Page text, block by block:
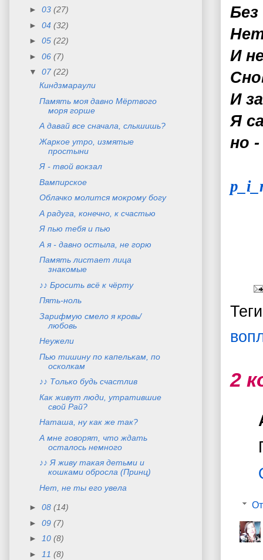
Без
И
И
Я
но
2
► 03 (27)
► 04 (32)
► 05 (22)
► 06 (7)
▼ 07 (22)
Киндзмараули
Память моя давно Мёртвого
моря горше
А давай все сначала, слышишь?
Жаркое утро, измятые
простыни
Я - твой вокзал
Вампирское
Облачко молится мокрому богу
А радуга, конечно, к счастью
Я пью тебя и пью
А я - давно остыла, не горю
Память листает лица
знакомые
♪♪ Бросить всё к чёрту
Пять-ноль
Зарифмую смело я кровь/
любовь
Неужели
Пью тишину по капелькам, по
осколкам
♪♪ Только будь счастлив
Как живут люди, утратившие
свой Рай?
Наташа, ну как же так?
А мне говорят, что ждать
осталось немного
♪♪ Я живу такая детьми и
кошками обросла (Принц)
Нет, не ты его увела
► 08 (14)
► 09 (7)
►
10 (8)
►
11 (8)